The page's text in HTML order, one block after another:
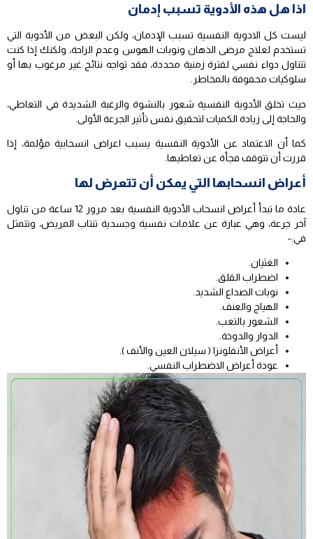
اذا هل هذه الأدوية تسبب إدمان
ليست كل الادوية النفسية تسبب الإدمان، ولكن البعض من الأدوية التي
تستخدم لعلاج مرضى الذهان ونوبات الهوس وعدم الراحة، ولكنك إذا كنت
تتناول دواء نفسي لفترة زمنية محددة، فقد تواجه نتائج غير مرغوب بها أو
سلوكيات محفوفة بالمخاطر.
حيث تخلق الأدوية النفسية شعور بالنشوة والرغبة الشديدة في التعاطي،
والحاجة إلى زيادة الكميات لتحقيق نفس تأثير الجرعة الأولى.
كما أن الاعتماد عن الأدوية النفسية يسبب اعراض انسحابية مؤلمة، إذا
قررت أن تتوقف فجأة عن تعاطيها.
أعراض انسحابها التي يمكن أن تتعرض لها
عادة ما تبدأ أعراض انسحاب الأدوية النفسية بعد مرور 12 ساعة من تناول
آخر جرعة، وهي عبارة عن علامات نفسية وجسدية تنتاب المريض، وتتمثل
في:-
الغثيان.
اضطراب القلق.
نوبات الصداع الشديد.
الهياج والعنف.
الشعور بالتعب.
الدوار والدوخة.
أعراض الأنفلونزا ( سيلان العين والأنف ).
عودة أعراض الاضطراب النفسي.